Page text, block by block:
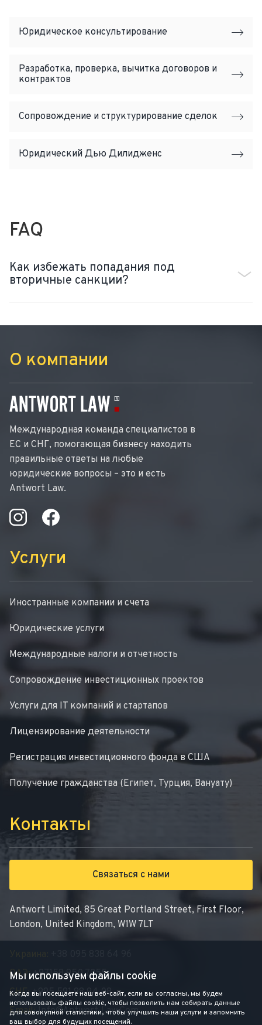
Юридическое консультирование
Разработка, проверка, вычитка договоров и
контрактов
Сопровождение и структурирование сделок
Юридический Дью Дилидженс
FAQ
Как избежать попадания под
вторичные санкции?
О компании
Международная команда специалистов в
ЕС и СНГ, помогающая бизнесу находить
правильные ответы на любые
юридические вопросы – это и есть
Antwort Law.
Услуги
Иностранные компании и счета
Юридические услуги
Международные налоги и отчетность
Сопровождение инвестиционных проектов
Услуги для IT компаний и стартапов
Лицензирование деятельности
Регистрация инвестиционного фонда в США
Получение гражданства (Египет, Турция, Вануату)
Контакты
Связаться с нами
Antwort Limited, 85 Great Portland Street, First Floor,
London, United Kingdom, W1W 7LT
ОАЭ:+97158 950 7355
СНГ: +995 591 98 94 08
Email:Info@antwort-Law.com
Мы используем файлы cookie
Когда вы посещаете наш веб-сайт, если вы согласны, мы будем
использовать файлы cookie, чтобы позволить нам собирать данные
для совокупной статистики, чтобы улучшить наши услуги и запомнить
ваш выбор для будущих посещений.